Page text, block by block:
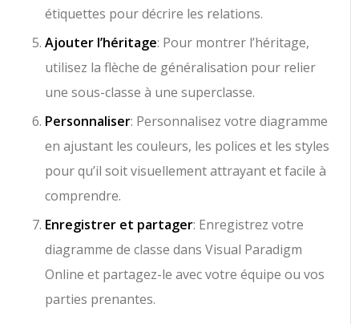
étiquettes pour décrire les relations.
Ajouter l’héritage: Pour montrer l’héritage,
utilisez la flèche de généralisation pour relier
une sous-classe à une superclasse.
Personnaliser: Personnalisez votre diagramme
en ajustant les couleurs, les polices et les styles
pour qu’il soit visuellement attrayant et facile à
comprendre.
Enregistrer et partager: Enregistrez votre
diagramme de classe dans Visual Paradigm
Online et partagez-le avec votre équipe ou vos
parties prenantes.